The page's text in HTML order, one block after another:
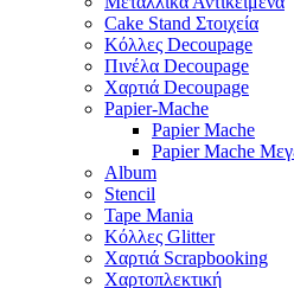
Cake Stand Στοιχεία
Κόλλες Decoupage
Πινέλα Decoupage
Χαρτιά Decoupage
Papier-Mache
Papier Mache
Papier Mache
Album
Stencil
Tape Mania
Κόλλες Glitter
Χαρτιά Scrapbooking
Χαρτοπλεκτική